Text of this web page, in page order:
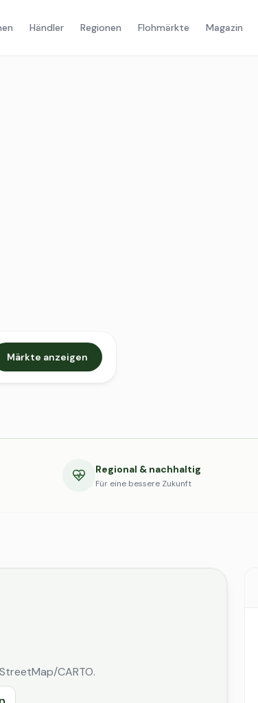
Händler Regionen Flohmärkte Magazin
Märkte anzeigen
Regional & nachhaltig
Für eine bessere Zukunft
CARTO.